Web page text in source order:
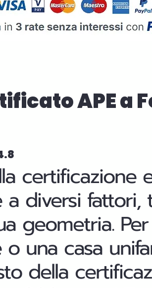
APE a
certificazione
a diversi
geometria.
una casa
della